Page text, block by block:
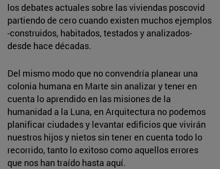
los debates actuales sobre las viviendas poscovid
partiendo de cero cuando existen muchos ejemplos
-construidos, habitados, testados y analizados-
desde hace décadas.
Del mismo modo que no convendría planear una
colonia humana en Marte sin analizar y tener en
cuenta lo aprendido en las misiones de la
humanidad a la Luna, en Arquitectura no podemos
planificar ciudades y levantar edificios que vivirán
nuestros hijos y nietos sin tener en cuenta todo lo
recorrido, tanto lo exitoso como aquellos errores
que nos han traído hasta aquí.